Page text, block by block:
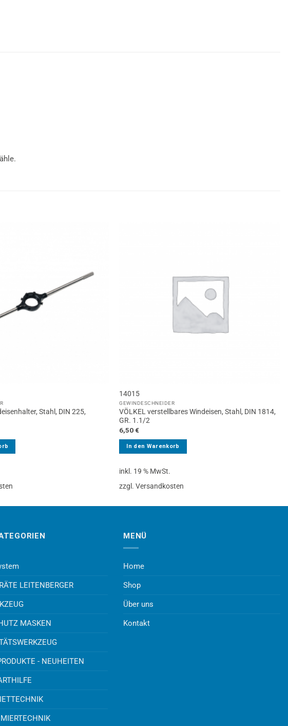
Stahl, DIN 225,
14015
GEWINDESCHNEIDER
VÖLKEL verstellbares Windeisen, Stahl, DIN 1814,
GR. 1.1/2
6,50€
In den Warenkorb
inkl. 19 % MwSt.
zzgl. Versandkosten
LEITENBERGER
MASKEN
- NEUHEITEN
MENÜ
Home
Shop
Über uns
Kontakt